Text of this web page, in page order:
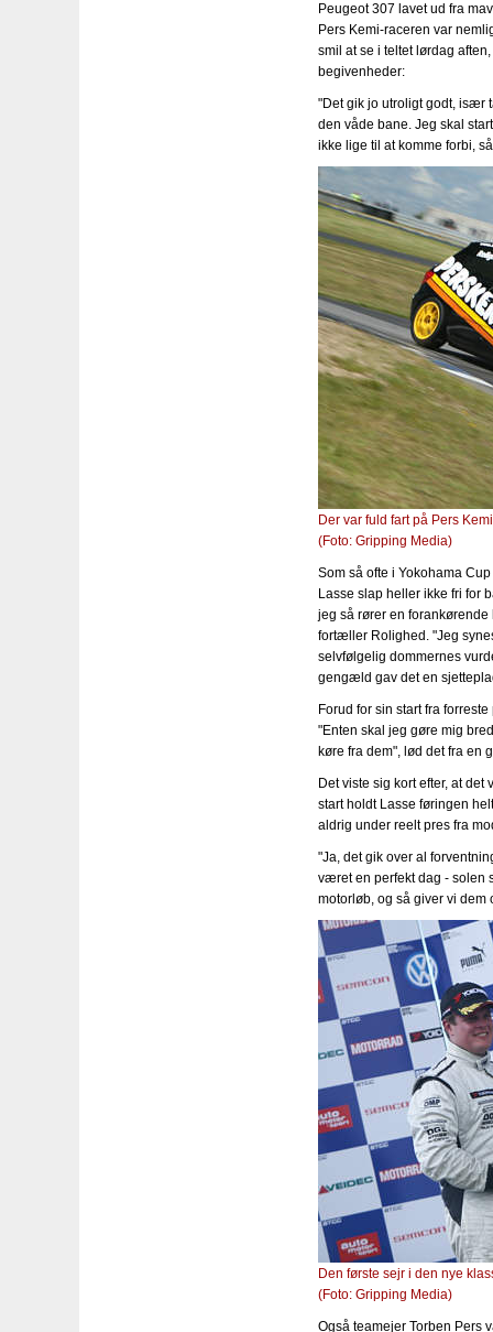
Peugeot 307 lavet ud fra
Pers Kemi-raceren var
smil at se i teltet lørdag
begivenheder:
"Det gik jo utroligt godt, især
den våde bane. Jeg skal
ikke lige til at komme forbi,
Der var fuld fart på Pers
(Foto: Gripping Media)
Som så ofte i Yokohama
Lasse slap heller ikke fri for
jeg så rører en
fortæller Rolighed. "Jeg
selvfølgelig dommernes
gengæld gav det en
Forud for sin start fra
"Enten skal jeg gøre mig
køre fra dem", lød det fra en
Det viste sig kort efter, at det
start holdt Lasse føringen
aldrig under reelt pres fra
"Ja, det gik over al
været en perfekt dag - solen
motorløb, og så giver vi dem
Den første sejr i den nye
(Foto: Gripping Media)
Også teamejer Torben Pers